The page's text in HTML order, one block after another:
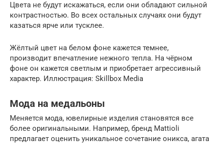
Цвета не будут искажаться, если они обладают сильной
контрастностью. Во всех остальных случаях они будут
казаться ярче или тусклее.
Жёлтый цвет на белом фоне кажется темнее,
производит впечатление нежного тепла. На чёрном
фоне он кажется светлым и приобретает агрессивный
характер. Иллюстрация: Skillbox Media
Мода на медальоны
Меняется мода, ювелирные изделия становятся все
более оригинальными. Например, бренд Mattioli
предлагает оценить уникальное сочетание оникса, агата